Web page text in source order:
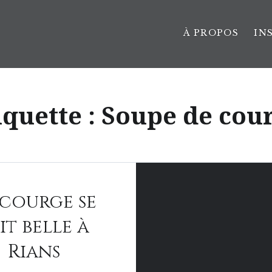
À PROPOS
: Soupe de
se
belle à
Rians